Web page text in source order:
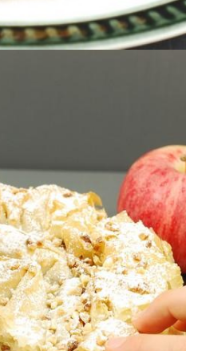
POMMES & PÂTE
FILO
des pommes!